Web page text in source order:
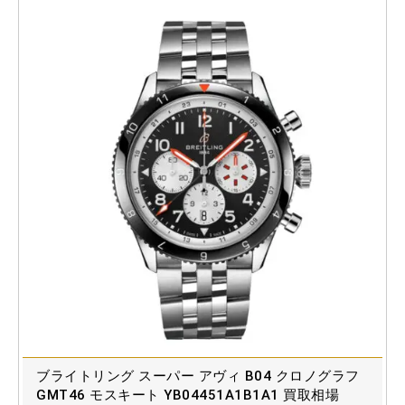
ブライトリング スーパー アヴィ B04 クロノグラフ
GMT46 モスキート YB04451A1B1A1 買取相場